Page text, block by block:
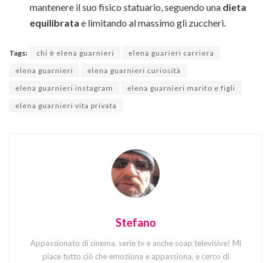
mantenere il suo fisico statuario, seguendo una dieta
equilibrata e limitando al massimo gli zuccheri.
Tags: chi è elena guarnieri
elena guarieri carriera
elena guarnieri
elena guarnieri curiosità
elena guarnieri instagram
elena guarnieri marito e figli
elena guarnieri vita privata
Stefano
Appassionato di cinema, serie tv e anche soap televisive! Mi
piace tutto ciò che emoziona e appassiona, e cerco di